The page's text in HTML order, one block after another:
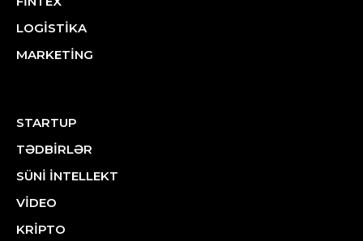
LOGİSTİKA
MARKETİNG
STARTUP
TƏDBİRLƏR
SÜNİ İNTELLEKT
VİDEO
KRİPTO